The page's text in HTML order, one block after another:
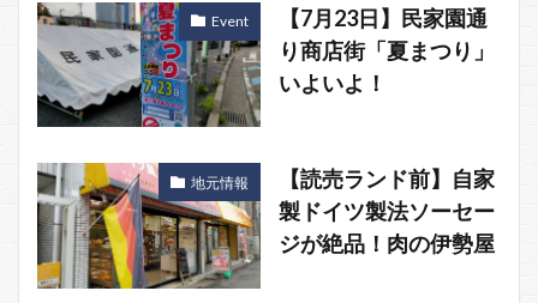
Event
【7月23日】民家園通
り商店街「夏まつり」
いよいよ！
地元情報
【読売ランド前】自家
製ドイツ製法ソーセー
ジが絶品！肉の伊勢屋